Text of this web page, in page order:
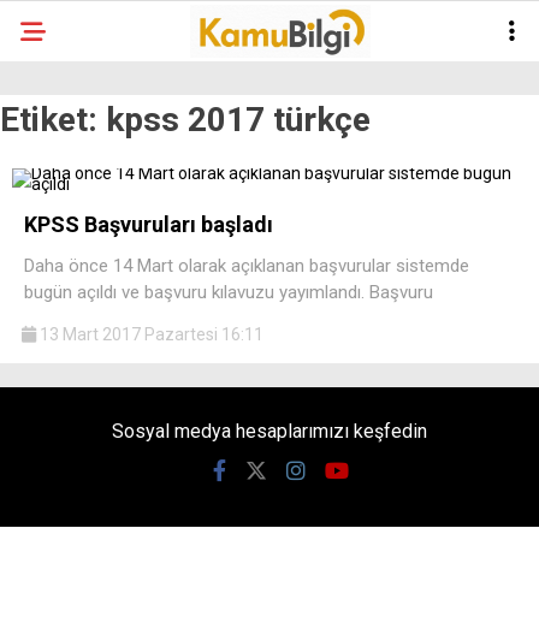
Etiket: kpss 2017 türkçe
KPSS Başvuruları başladı
Daha önce 14 Mart olarak açıklanan başvurular sistemde
bugün açıldı ve başvuru kılavuzu yayımlandı. Başvuru
13 Mart 2017 Pazartesi 16:11
Sosyal medya hesaplarımızı keşfedin